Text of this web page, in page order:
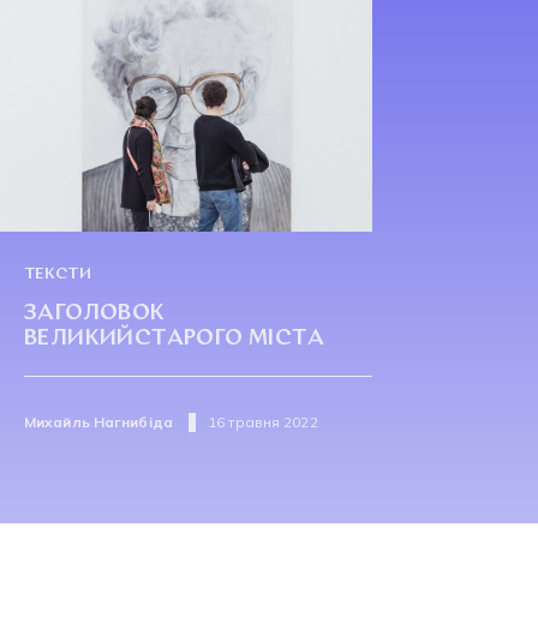
ТЕКСТИ
ЗАГОЛОВОК
ВЕЛИКИЙСТАРОГО МІСТА
Михайль Нагнибіда 16 травня 2022